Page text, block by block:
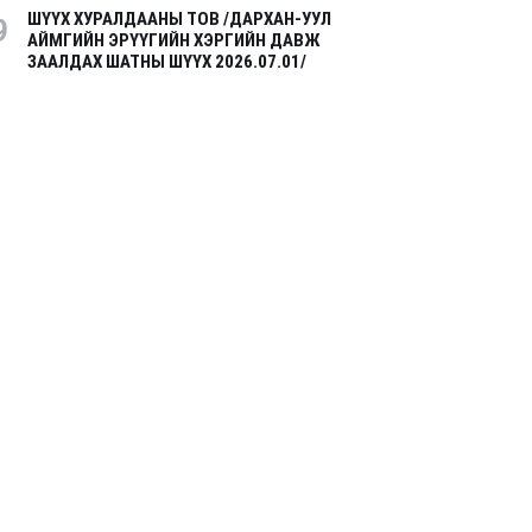
ШҮҮХ ХУРАЛДААНЫ ТОВ /ДАРХАН-УУЛ
АЙМГИЙН ЭРҮҮГИЙН ХЭРГИЙН ДАВЖ
ЗААЛДАХ ШАТНЫ ШҮҮХ 2026.07.01/